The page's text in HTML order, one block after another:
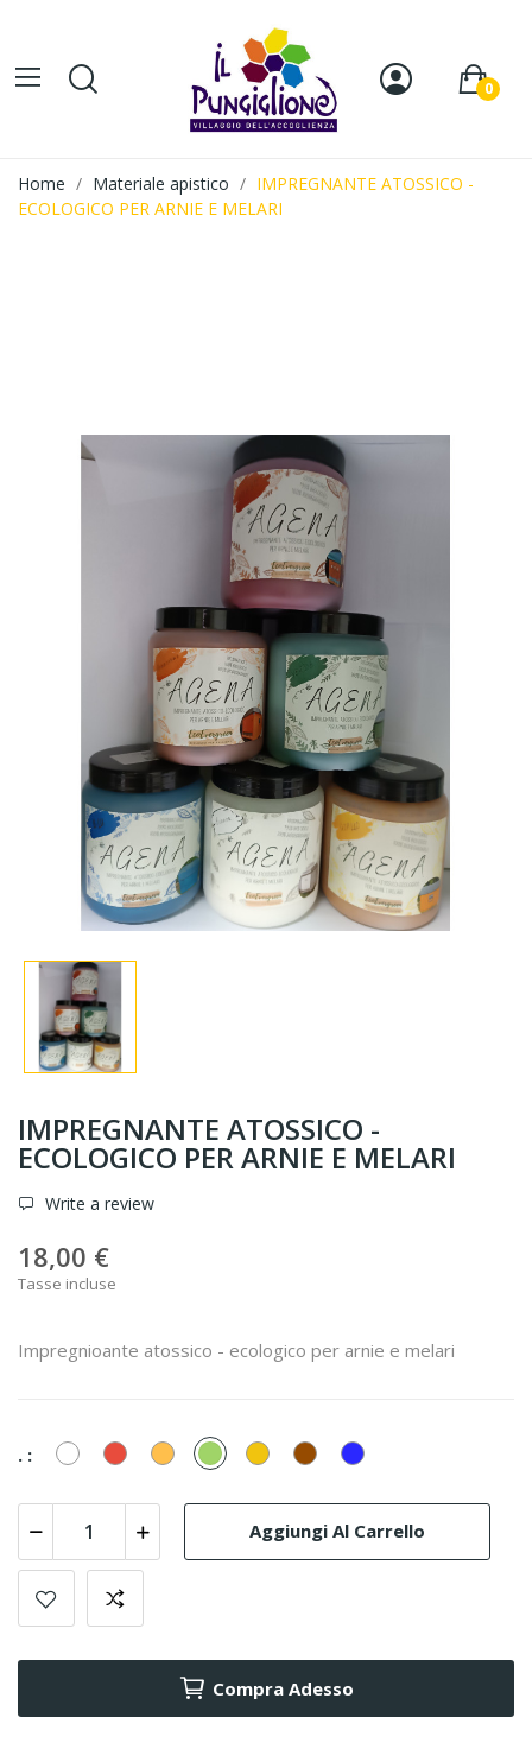
0
Home Materiale apistico
IMPREGNANTE ATOSSICO -
ECOLOGICO PER ARNIE E MELARI
IMPREGNANTE ATOSSICO -
ECOLOGICO PER ARNIE E MELARI
Write a review
18,00 €
Tasse incluse
Impregnioante atossico - ecologico per arnie e melari
. : BiancoRossoArancione
VerdeGiallo MarroneBlu
Aggiungi Al Carrello
Compra Adesso